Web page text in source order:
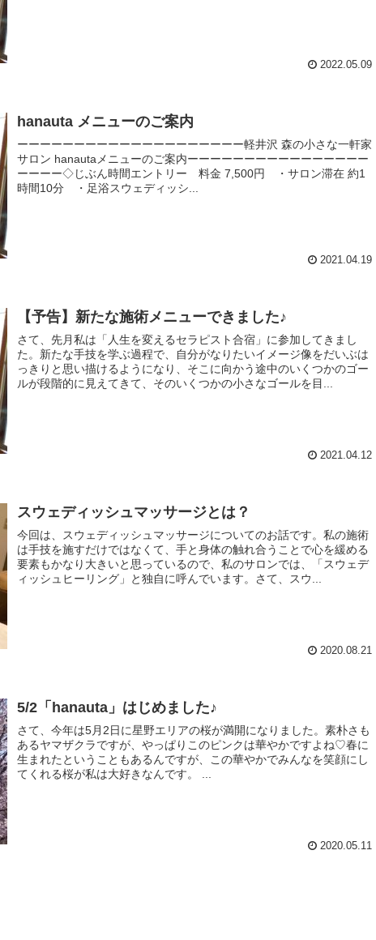
2022.05.09
hanauta メニューのご案内
ーーーーーーーーーーーーーーーーーーーー軽井沢 森の小さな一軒家
サロン hanautaメニューのご案内ーーーーーーーーーーーーーーーー
ーーーー◇じぶん時間エントリー 料金 7,500円 ・サロン滞在 約1
時間10分 ・足浴スウェディッシ...
2021.04.19
【予告】新たな施術メニューできました♪
さて、先月私は「人生を変えるセラピスト合宿」に参加してきまし
た。新たな手技を学ぶ過程で、自分がなりたいイメージ像をだいぶは
っきりと思い描けるようになり、そこに向かう途中のいくつかのゴー
ルが段階的に見えてきて、そのいくつかの小さなゴールを目...
2021.04.12
スウェディッシュマッサージとは？
今回は、スウェディッシュマッサージについてのお話です。私の施術
は手技を施すだけではなくて、手と身体の触れ合うことで心を緩める
要素もかなり大きいと思っているので、私のサロンでは、「スウェデ
ィッシュヒーリング」と独自に呼んでいます。さて、スウ...
2020.08.21
5/2「hanauta」はじめました♪
さて、今年は5月2日に星野エリアの桜が満開になりました。素朴さも
あるヤマザクラですが、やっぱりこのピンクは華やかですよね♡春に
生まれたということもあるんですが、この華やかでみんなを笑顔にし
てくれる桜が私は大好きなんです。 ...
2020.05.11